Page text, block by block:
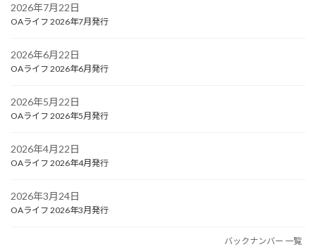
2026年7月22日
OAライフ 2026年7月発行
2026年6月22日
OAライフ 2026年6月発行
2026年5月22日
OAライフ 2026年5月発行
2026年4月22日
OAライフ 2026年4月発行
2026年3月24日
OAライフ 2026年3月発行
バックナンバー 一覧